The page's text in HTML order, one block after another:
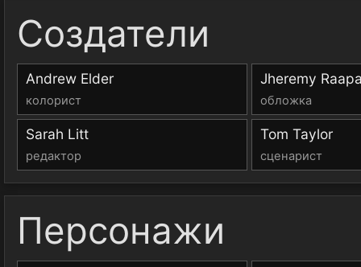
Создатели
Andrew Elder
колорист
Jheremy
обложка
Sarah Litt
редактор
Tom Taylor
сценарист
Персонажи